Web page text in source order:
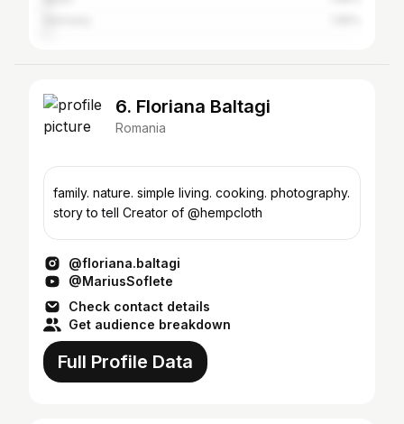
6. Floriana Baltagi
Romania
family. nature. simple living. cooking. photography.
story to tell Creator of @hempcloth
@floriana.baltagi
@MariusSoflete
Check contact details
Get audience breakdown
Full Profile Data